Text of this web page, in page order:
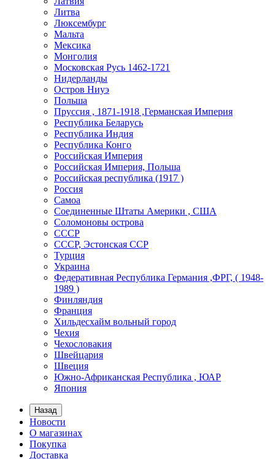
Литва
Люксембург
Мальта
Мексика
Монголия
Московская Русь 1462-1721
Нидерланды
Остров Ниуэ
Польша
Пруссия , 1871-1918 ,Германская Империя
Республика Беларусь
Республика Индия
Республика Конго
Российская Империя
Российская Империя, Польша
Российская республика (1917 )
Россия
Самоа
Соединенные Штаты Америки , США
Соломоновы острова
СССР
СССР, Эстонская ССР
Турция
Украина
Федеративная Республика Германия ,ФРГ, ( 1948-
1989 )
Финляндия
Франция
Хильдесхайм вольный город
Чехия
Чехословакия
Швейцария
Швеция
Южно-Африканская Республика , ЮАР
Япония
Назад
Новости
О магазинах
Покупка
Доставка